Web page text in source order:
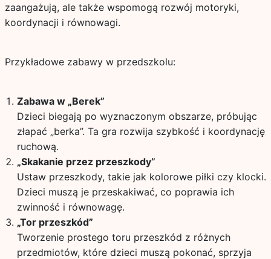
zaangażują, ale także wspomogą rozwój motoryki,
koordynacji i równowagi.
Przykładowe zabawy w przedszkolu:
Zabawa w „Berek”
Dzieci biegają po wyznaczonym obszarze, próbując
złapać „berka”. Ta gra rozwija szybkość i koordynację
ruchową.
„Skakanie przez przeszkody”
Ustaw przeszkody, takie jak kolorowe piłki czy klocki.
Dzieci muszą je przeskakiwać, co poprawia ich
zwinność i równowagę.
„Tor przeszkód”
Tworzenie prostego toru przeszkód z różnych
przedmiotów, które dzieci muszą pokonać, sprzyja